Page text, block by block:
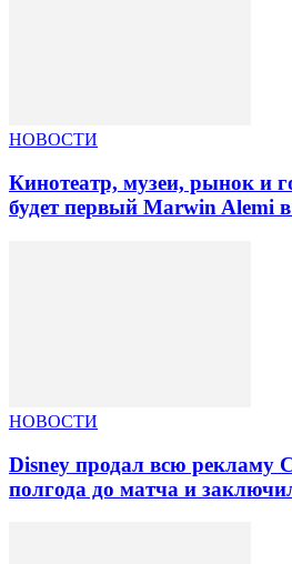
НОВОСТИ
Кинотеатр, музеи, рынок и
будет первый Marwin Alemi в
НОВОСТИ
Disney продал всю рекламу
полгода до матча и